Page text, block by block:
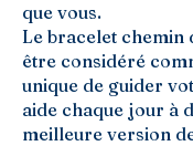
que vous.
Le bracelet chemin
être considéré
unique de guider
aide chaque jour à
meilleure version